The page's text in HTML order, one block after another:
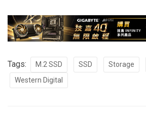
Tags: M.2 SSD SSD Storage
Western Digital